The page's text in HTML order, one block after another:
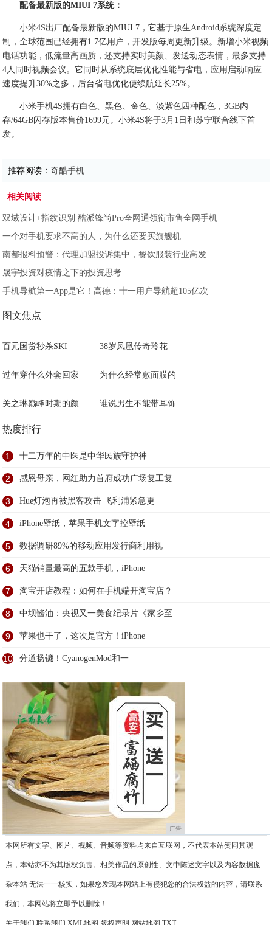
配备最新版的MIUI 7系统：
小米4S出厂配备最新版的MIUI 7，它基于原生Android系统深度定
制，全球范围已经拥有1.7亿用户，开发版每周更新升级。新增小米视频
电话功能，低流量高画质，还支持实时美颜、发送动态表情，最多支持
4人同时视频会议。它同时从系统底层优化性能与省电，应用启动响应
速度提升30%之多，后台省电优化使续航延长25%。
小米手机4S拥有白色、黑色、金色、淡紫色四种配色，3GB内
存/64GB闪存版本售价1699元。小米4S将于3月1日和苏宁联合线下首
发。
推荐阅读：奇酷手机
相关阅读
双域设计+指纹识别 酷派锋尚Pro全网通领衔市售全网手机
一个对手机要求不高的人，为什么还要买旗舰机
南都报料预警：代理加盟投诉集中，餐饮服装行业高发
晟宇投资对疫情之下的投资思考
手机导航第一App是它！高德：十一用户导航超105亿次
图文焦点
百元国货秒杀SKI 38岁凤凰传奇玲花
过年穿什么外套回家 为什么经常敷面膜的
关之琳巅峰时期的颜 谁说男生不能带耳饰
热度排行
1 十二万年的中医是中华民族守护神
2 感恩母亲，网红助力首府成功广场复工复
3 Hue灯泡再被黑客攻击 飞利浦紧急更
4 iPhone壁纸，苹果手机文字控壁纸
5 数据调研89%的移动应用发行商利用视
6 天猫销量最高的五款手机，iPhone
7 淘宝开店教程：如何在手机端开淘宝店？
8 中坝酱油：央视又一美食纪录片《家乡至
9 苹果也干了，这次是官方！iPhone
10 分道扬镳！CyanogenMod和一
广告
本网所有文字、图片、视频、音频等资料均来自互联网，不代表本站赞同其观
点，本站亦不为其版权负责。相关作品的原创性、文中陈述文字以及内容数据庞
杂本站 无法一一核实，如果您发现本网站上有侵犯您的合法权益的内容，请联系
我们，本网站将立即予以删除！
关于我们 联系我们 XML地图 版权声明 网站地图 TXT